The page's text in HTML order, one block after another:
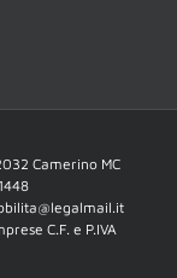
Camerino MC
C.F. e P.IVA